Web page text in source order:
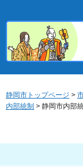
静岡市トップページ >
内部統制 > 静岡市内部